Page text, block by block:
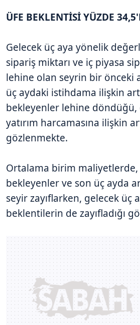
ÜFE BEKLENTİSİ YÜZDE
Gelecek üç aya yönelik
sipariş miktarı ve iç piyasa
lehine olan seyrin bir önceki
üç aydaki istihdama ilişkin
bekleyenler lehine
yatırım harcamasına ilişkin
gözlenmekte.
Ortalama birim maliyetlerde,
bekleyenler ve son üç ayda
seyir zayıflarken, gelecek üç
beklentilerin de zayıfladığı